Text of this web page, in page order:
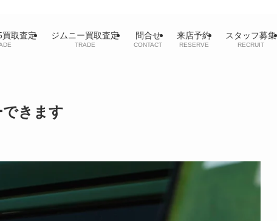
イヤ/ホイール
買取査定 ジムニー買取査定
TRADE
問合せ
CONTACT
来店予約
RESERVE
スタッフ募集
RECRUIT
きます